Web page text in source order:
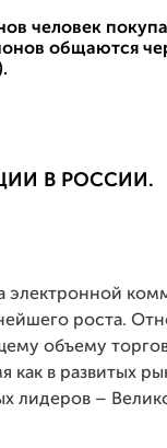
человек
общаются
В РОССИИ.
электронной
роста.
объему
как в развитых
лидеров –